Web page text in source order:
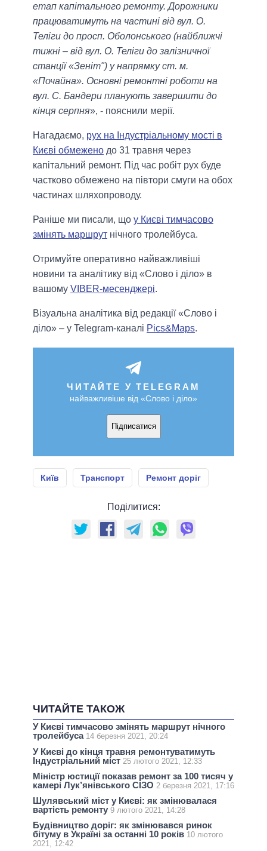
етап капітального ремонту. Дорожники
працюватимуть на частині від вул. О.
Теліги до просп. Оболонського (найближчі
тижні – від вул. О. Теліги до залізничної
станції «Зеніт") у напрямку ст. м.
«Почайна». Основні ремонтні роботи на
вул. С. Бандери планують завершити до
кінця серпня», - пояснили мерії.
Нагадаємо, рух на Індустріальному мості в
Києві обмежено до 31 травня через
капітальний ремонт. Під час робіт рух буде
частково обмежено на півтори смуги на обох
частинах шляхопроводу.
Раніше ми писали, що у Києві тимчасово
змінять маршрут нічного тролейбуса.
Отримуйте оперативно найважливіші
новини та аналітику від «Слово і діло» в
вашому VIBER-месенджері.
Візуальна аналітика від редакції «Слово і
діло» – у Telegram-каналі Pics&Maps.
ЧИТАЙТЕ У TELEGRAM
найважливіше від «Слово і діло»
Підписатися
Київ Транспорт Ремонт доріг
Поділитися:
ЧИТАЙТЕ ТАКОЖ
У Києві тимчасово змінять маршрут нічного
тролейбуса 14 березня 2021, 20:24
У Києві до кінця травня ремонтуватимуть
Індустріальний міст 25 лютого 2021, 12:33
Міністр юстиції показав ремонт за 100 тисяч у
камері Лук’янівського СІЗО 2 березня 2021, 17:16
Шулявський міст у Києві: як змінювалася
вартість ремонту 9 лютого 2021, 14:28
Будівництво доріг: як змінювався ринок
бітуму в Україні за останні 10 років 10 лютого
2021, 12:42